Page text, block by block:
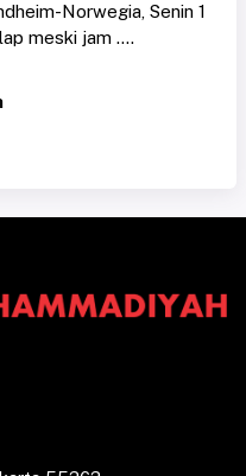
Norwegia, Senin 1
meski jam ....